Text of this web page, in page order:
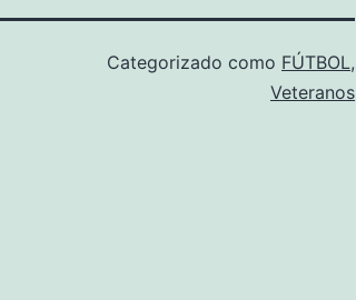
Categorizado como FÚTBOL,
Veteranos